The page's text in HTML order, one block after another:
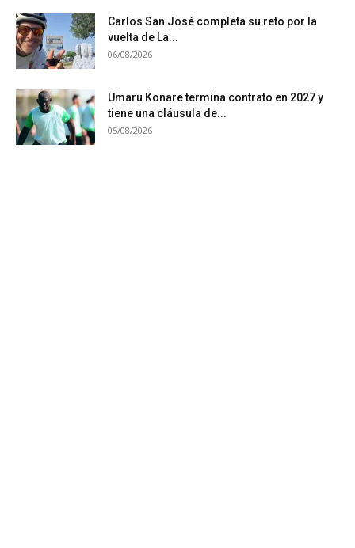
Carlos San José completa su reto por la
vuelta de La...
06/08/2026
Umaru Konare termina contrato en 2027 y
tiene una cláusula de...
05/08/2026